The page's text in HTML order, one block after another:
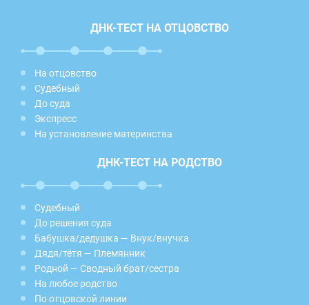
ДНК-ТЕСТ НА ОТЦОВСТВО
На отцовство
Судебный
До суда
Экспресс
На установление материнства
ДНК-ТЕСТ НА РОДСТВО
Судебный
До решения суда
Бабушка/дедушка — Внук/внучка
Дядя/тётя — Племянник
Родной — Сводный брат/сестра
На любое родство
По отцовской линии